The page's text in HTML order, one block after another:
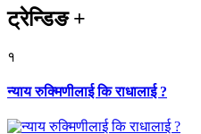
ट्रेन्डिङ+
१
न्याय रुक्मिणीलाई कि राधालाई ?